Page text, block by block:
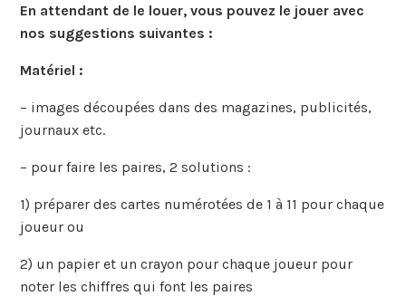
En attendant de le louer, vous pouvez le jouer avec
nos suggestions suivantes :
Matériel :
– images découpées dans des magazines, publicités,
journaux etc.
– pour faire les paires, 2 solutions :
1) préparer des cartes numérotées de 1 à 11 pour chaque
joueur ou
2) un papier et un crayon pour chaque joueur pour
noter les chiffres qui font les paires